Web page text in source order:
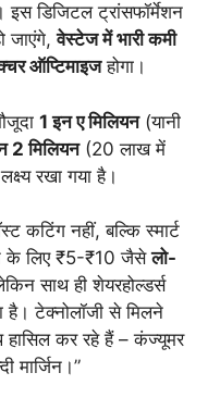
इस डिजिटल ट्रांसफॉर्मेशन
जाएंगे,वेस्टेज में भारी कमी
ऑप्टिमाइजहोगा।
1 इन ए मिलियन(यानी
2 मिलियन(20 लाख में
रखा गया है।
कटिंग नहीं, बल्कि स्मार्ट
के लिए ₹5-₹10 जैसेलो-
साथ ही शेयरहोल्डर्स
है। टेक्नोलॉजी से मिलने
हासिल कर रहे हैं – कंज्यूमर
मार्जिन।”